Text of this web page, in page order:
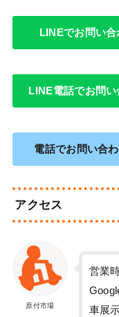
LINEでお問い合
LINE電話でお問い
電話でお問い合
アクセス
原付市場
営業
車展